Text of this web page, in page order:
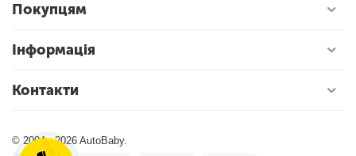
Покупцям
Інформація
Контакти
© 2004 - 2026 AutoBaby.